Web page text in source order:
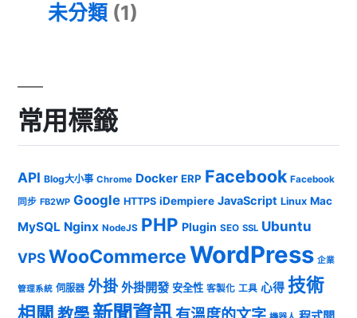
未分類 (1)
常用標籤
API Blog大小事 Chrome Docker ERP Facebook Facebook
同步 FB2WP Google HTTPS iDempiere JavaScript Linux Mac
MySQL Nginx NodeJS PHP Plugin SEO SSL Ubuntu
VPSWooCommerceWordPress 企業
管理系統 伺服器 外掛 外掛開發 安全性 客製化 工具 心得 技術
相關
新聞資訊